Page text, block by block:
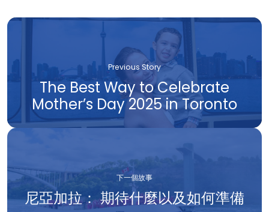
Previous Story
The Best Way to Celebrate
Mother’s Day 2025 in Toronto
下一個故事
尼亞加拉： 期待什麼以及如何準備